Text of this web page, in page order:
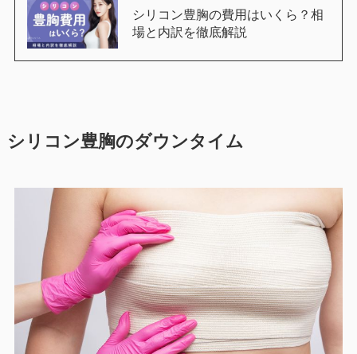
シリコン豊胸の費用はいくら？相
場と内訳を徹底解説
シリコン豊胸のダウンタイム